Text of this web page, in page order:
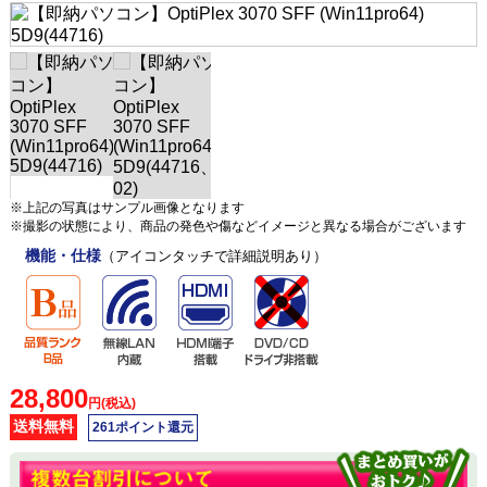
※上記の写真はサンプル画像となります
※撮影の状態により、商品の発色や傷などイメージと異なる場合がございます
機能・仕様（アイコンタッチで詳細説明あり）
28,800円(税込)
送料無料 261ポイント還元